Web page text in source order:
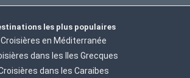
les plus populaires
Croisières en Méditerranée
dans les Iles Grecques
dans les Caraibes